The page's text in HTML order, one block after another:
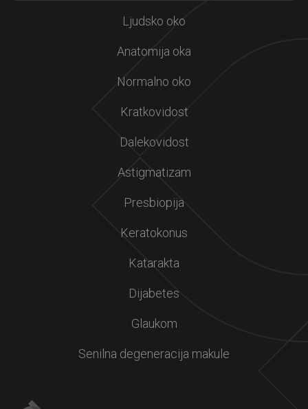
Ljudsko oko
Anatomija oka
Normalno oko
Kratkovidost
Dalekovidost
Astigmatizam
Presbiopija
Keratokonus
Katarakta
Dijabetes
Glaukom
Senilna degeneracija makule